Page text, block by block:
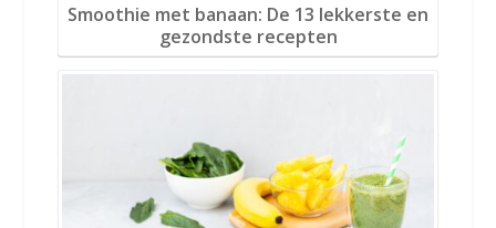
Smoothie met banaan: De 13 lekkerste en
gezondste recepten